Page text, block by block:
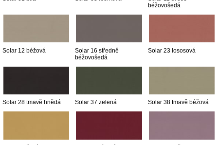
béžovošedá
Solar 12 béžová
Solar 16 středně
béžovošedá
Solar 23 lososová
Solar 28 tmavě hnědá Solar 37 zelená Solar 38 tmavě béžová